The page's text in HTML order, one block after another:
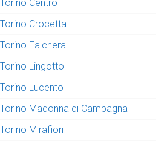
Centro
Crocetta
Falchera
Lingotto
Lucento
Madonna di Campagna
Mirafiori